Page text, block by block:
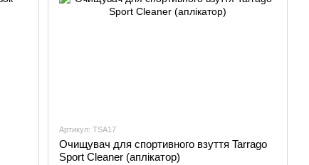
Артикул: TSA17
Очищувач для спортивного взуття Tarrago
Sport Cleaner (аплікатор)